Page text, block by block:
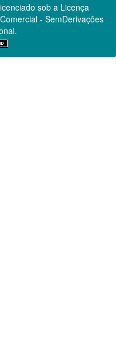
sob a Licença
- SemDerivações